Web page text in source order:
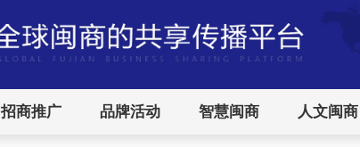
招商推广 品牌活动 智慧闽商 人文闽商